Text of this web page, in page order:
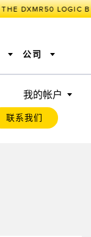
DXMR50 LOGIC
我的帐户
联系我们
示
& VISION
灯
公司